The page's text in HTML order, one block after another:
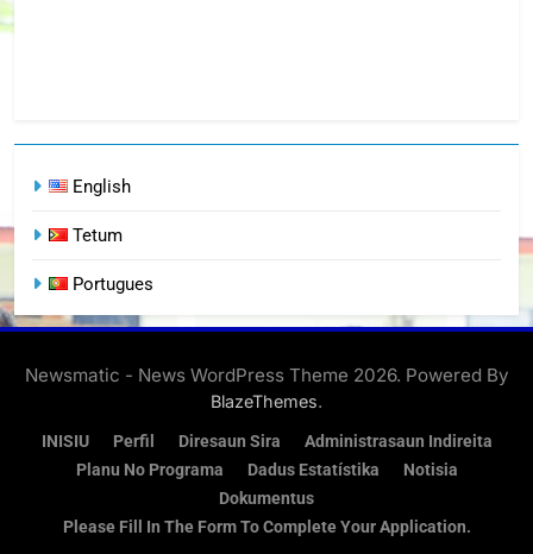
English
Tetum
Portugues
Newsmatic - News WordPress Theme 2026. Powered By
BlazeThemes.
INISIU Perfil Diresaun Sira
Administrasaun Indireita
Planu No Programa
Dadus Estatístika
Notisia
Dokumentus
Please Fill In The Form To Complete Your Application.